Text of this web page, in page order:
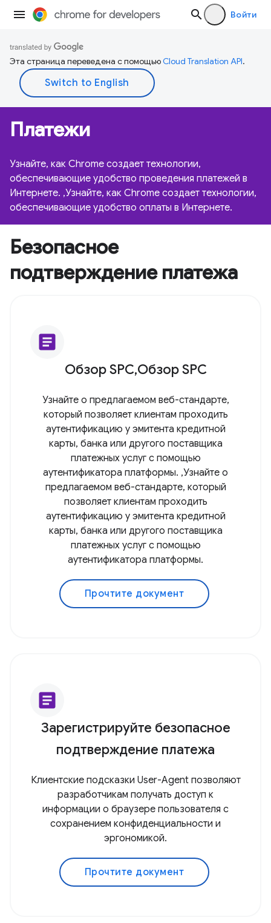
Войти
Эта страница переведена с помощьюCloud Translation API.
Платежи
Узнайте, как Chrome создает технологии,
обеспечивающие удобство проведения платежей в
Интернете. ,Узнайте, как Chrome создает технологии,
обеспечивающие удобство оплаты в Интернете.
Безопасное
подтверждение платежа
article
Обзор SPC,Обзор SPC
Узнайте о предлагаемом веб-стандарте,
который позволяет клиентам проходить
аутентификацию у эмитента кредитной
карты, банка или другого поставщика
платежных услуг с помощью
аутентификатора платформы. ,Узнайте о
предлагаемом веб-стандарте, который
позволяет клиентам проходить
аутентификацию у эмитента кредитной
карты, банка или другого поставщика
платежных услуг с помощью
аутентификатора платформы.
Прочтите документ
article
Зарегистрируйте безопасное
подтверждение платежа
Клиентские подсказки User-Agent позволяют
разработчикам получать доступ к
информации о браузере пользователя с
сохранением конфиденциальности и
эргономикой.
Прочтите документ